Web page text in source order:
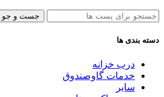
جست و جو
دسته بندی ها
درب خزانه
خدمات گاوصندوق
سایر